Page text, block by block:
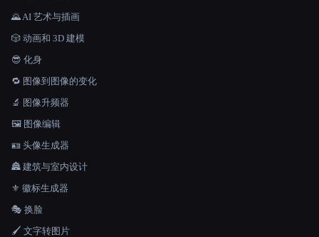
🌄 AI 艺术与插画
🎲 动画和 3D 建模
😎 化身
🔁 图像到图像的变化
🔬 图像升频器
🖼️ 图像编辑
🪪 头像生成器
🏯 建筑与室内设计
⚜️ 徽标生成器
🎭 换脸
🖌️ 文字转图片